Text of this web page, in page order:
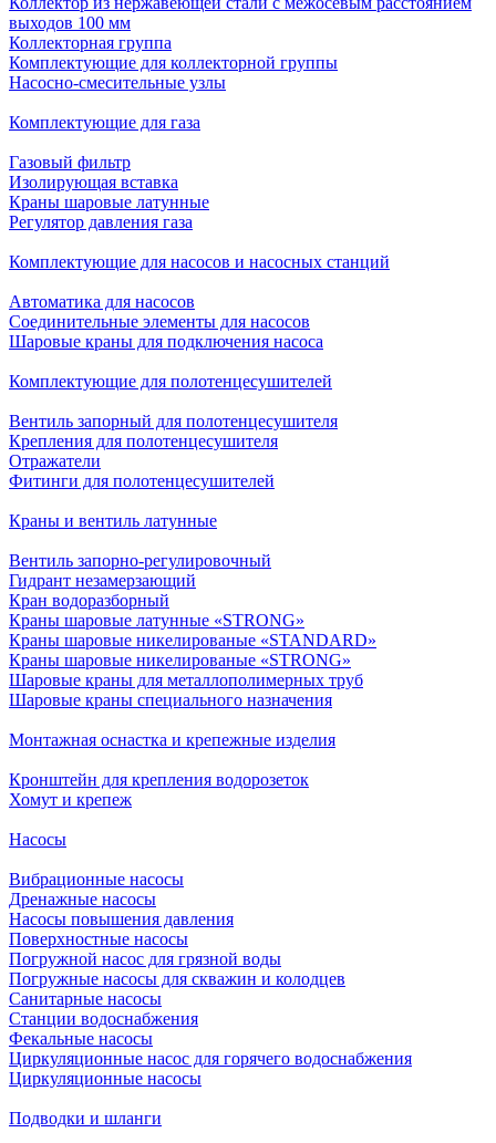
выходов 100 мм
Коллекторная группа
Комплектующие для коллекторной группы
Насосно-смесительные узлы
Комплектующие для газа
Газовый фильтр
Изолирующая вставка
Краны шаровые латунные
Регулятор давления газа
Комплектующие для насосов и насосных станций
Автоматика для насосов
Соединительные элементы для насосов
Шаровые краны для подключения насоса
Комплектующие для полотенцесушителей
Вентиль запорный для полотенцесушителя
Крепления для полотенцесушителя
Отражатели
Фитинги для полотенцесушителей
Краны и вентиль латунные
Вентиль запорно-регулировочный
Гидрант незамерзающий
Кран водоразборный
Краны шаровые латунные «STRONG»
Краны шаровые никелированые «STANDARD»
Краны шаровые никелированые «STRONG»
Шаровые краны для металлополимерных труб
Шаровые краны специального назначения
Монтажная оснастка и крепежные изделия
Кронштейн для крепления водорозеток
Хомут и крепеж
Насосы
Вибрационные насосы
Дренажные насосы
Насосы повышения давления
Поверхностные насосы
Погружной насос для грязной воды
Погружные насосы для скважин и колодцев
Санитарные насосы
Станции водоснабжения
Фекальные насосы
Циркуляционные насос для горячего водоснабжения
Циркуляционные насосы
Подводки и шланги